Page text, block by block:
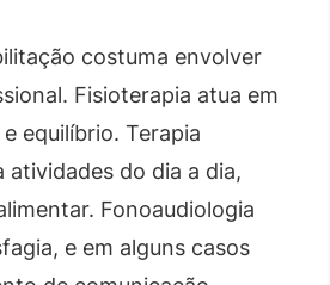
costuma envolver
Fisioterapia atua em
equilíbrio. Terapia
atividades do dia a dia,
Fonoaudiologia
e em alguns casos